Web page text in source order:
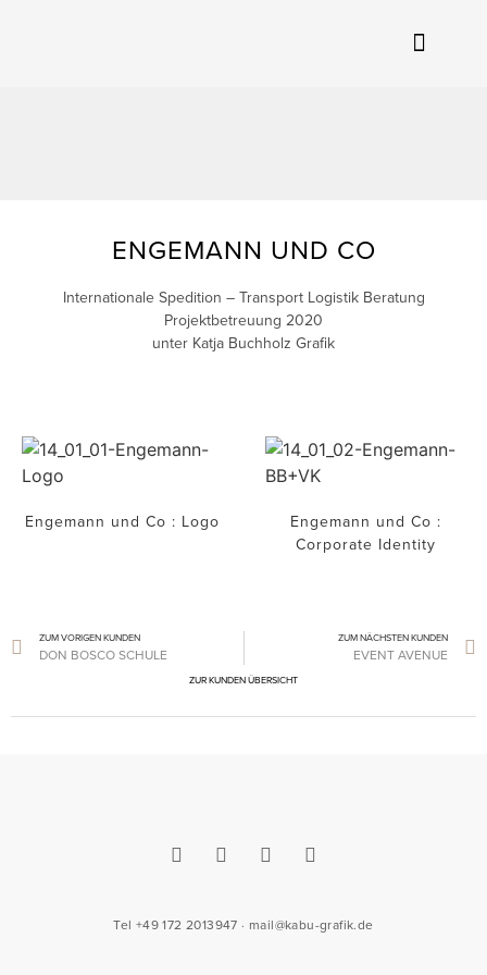
ENGEMANN UND CO
Internationale Spedition – Transport Logistik Beratung
Projektbetreuung 2020
unter Katja Buchholz Grafik
Engemann und Co : Logo
Engemann und Co :
Corporate Identity
ZUM VORIGEN KUNDEN
DON BOSCO SCHULE
ZUM NÄCHSTEN KUNDEN
EVENT AVENUE
ZUR KUNDEN ÜBERSICHT
Tel +49 172 2013947 · mail@kabu-grafik.de